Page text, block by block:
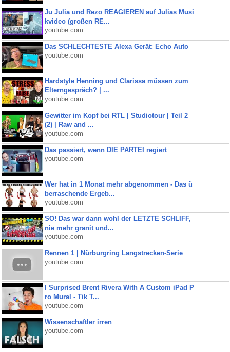
Ju Julia und Rezo REAGIEREN auf Julias Musi
kvideo (großen RE...
youtube.com
Das SCHLECHTESTE Alexa Gerät: Echo Auto
youtube.com
Hardstyle Henning und Clarissa müssen zum
Elterngespräch? | ...
youtube.com
Gewitter im Kopf bei RTL | Studiotour | Teil 2
(2) | Raw and ...
youtube.com
Das passiert, wenn DIE PARTEI regiert
youtube.com
Wer hat in 1 Monat mehr abgenommen - Das ü
berraschende Ergeb...
youtube.com
SO! Das war dann wohl der LETZTE SCHLIFF,
nie mehr granit und...
youtube.com
Rennen 1 | Nürburgring Langstrecken-Serie
youtube.com
I Surprised Brent Rivera With A Custom iPad P
ro Mural - Tik T...
youtube.com
Wissenschaftler irren
youtube.com